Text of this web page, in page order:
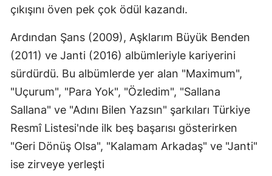
çıkışını öven pek çok ödül kazandı.
Ardından Şans (2009), Aşklarım Büyük Benden
(2011) ve Janti (2016) albümleriyle kariyerini
sürdürdü. Bu albümlerde yer alan "Maximum",
"Uçurum", "Para Yok", "Özledim", "Sallana
Sallana" ve "Adını Bilen Yazsın" şarkıları Türkiye
Resmî Listesi'nde ilk beş başarısı gösterirken
"Geri Dönüş Olsa", "Kalamam Arkadaş" ve "Janti"
ise zirveye yerleşti